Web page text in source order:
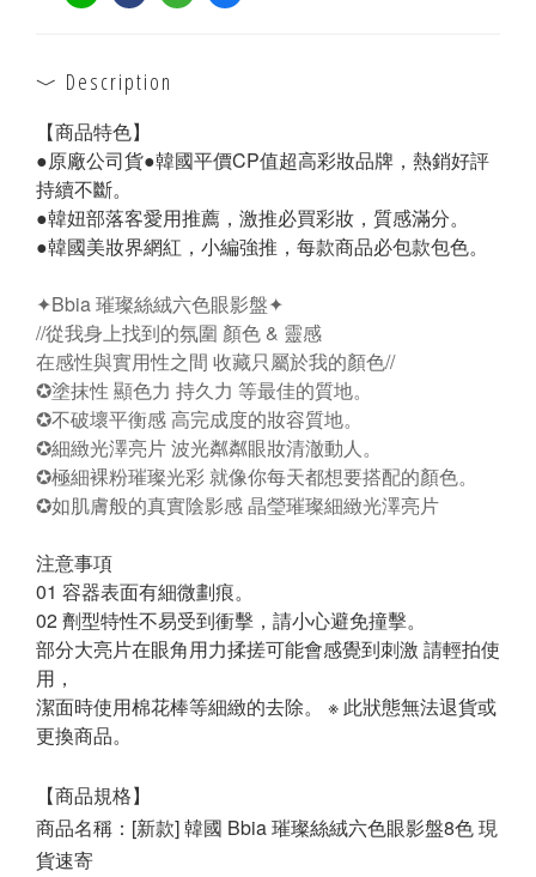
Description
【商品特色】
●原廠公司貨●韓國平價CP值超高彩妝品牌，熱銷好評
持續不斷。
●韓妞部落客愛用推薦，激推必買彩妝，質感滿分。
●韓國美妝界網紅，小編強推，每款商品必包款包色。
✦Bbia 璀璨絲絨六色眼影盤✦
//從我身上找到的氛圍 顏色 & 靈感
在感性與實用性之間 收藏只屬於我的顏色//
✪塗抹性 顯色力 持久力 等最佳的質地。
✪不破壞平衡感 高完成度的妝容質地。
✪細緻光澤亮片 波光粼粼眼妝清澈動人。
✪極細裸粉璀璨光彩 就像你每天都想要搭配的顏色。
✪如肌膚般的真實陰影感 晶瑩璀璨細緻光澤亮片
注意事項
01 容器表面有細微劃痕。
02 劑型特性不易受到衝擊，請小心避免撞擊。
部分大亮片在眼角用力揉搓可能會感覺到刺激 請輕拍使
用，
潔面時使用棉花棒等細緻的去除。 ※ 此狀態無法退貨或
更換商品。
【商品規格】
商品名稱：[新款] 韓國 Bbia 璀璨絲絨六色眼影盤8色 現
貨速寄